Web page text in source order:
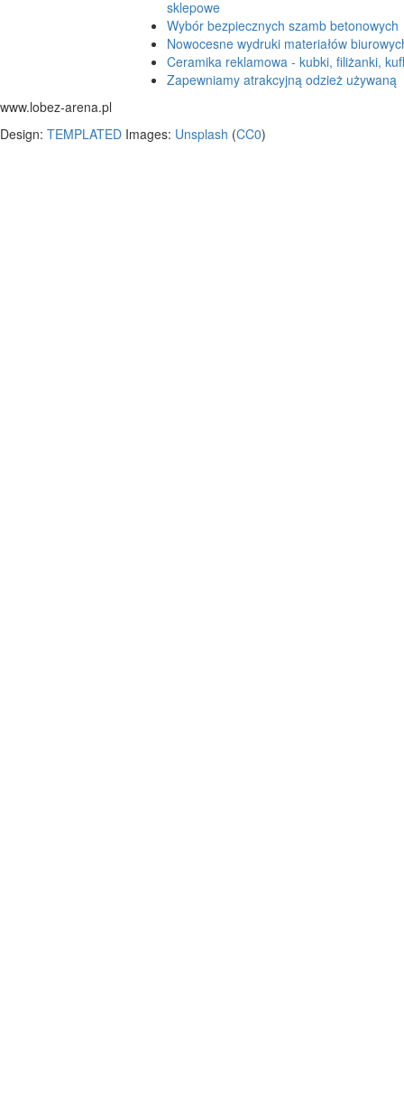
sklepowe
Wybór bezpiecznych szamb betonowych
Nowocesne wydruki materiałów
Ceramika reklamowa - kubki, filiżanki,
Zapewniamy atrakcyjną odzież używaną
www.lobez-arena.pl
Design: TEMPLATED Images: Unsplash (CC0)